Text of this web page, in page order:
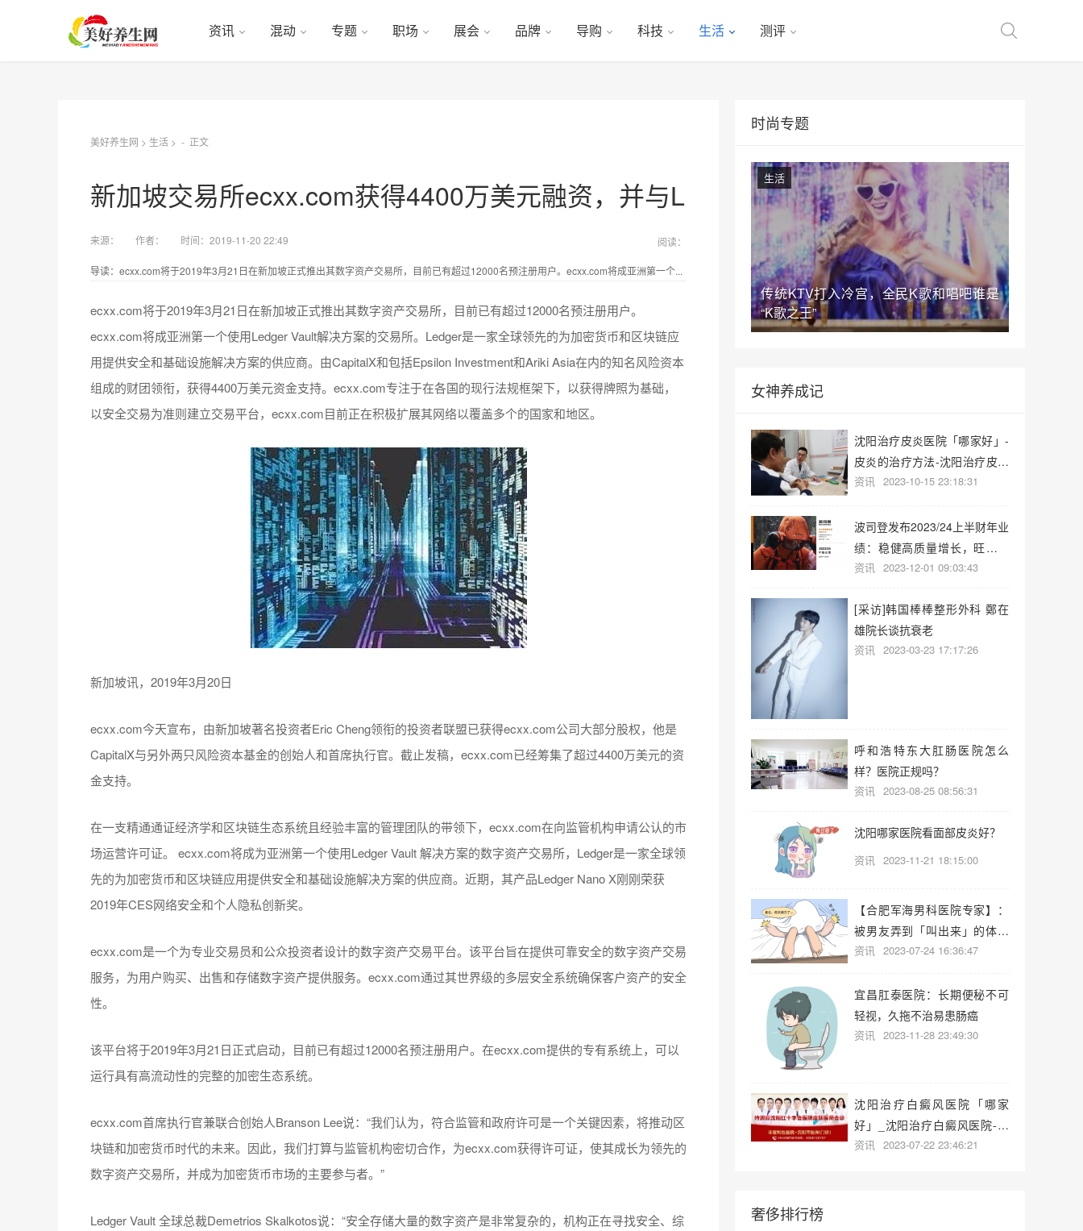
资讯 混动 专题 职场 展会 品牌 导购 科技 生活 测评
美好养生网 > 生活 > - 正文
新加坡交易所ecxx.com获得4400万美元融资，并与L
来源： 作者： 时间：2019-11-20 22:49 阅读：
导读：ecxx.com将于2019年3月21日在新加坡正式推出其数字资产交易所，目前已有超过12000名预注册用户。ecxx.com将成亚洲第一个...
ecxx.com将于2019年3月21日在新加坡正式推出其数字资产交易所，目前已有超过12000名预注册用户。
ecxx.com将成亚洲第一个使用Ledger Vault解决方案的交易所。Ledger是一家全球领先的为加密货币和区块链应
用提供安全和基础设施解决方案的供应商。由CapitalX和包括Epsilon Investment和Ariki Asia在内的知名风险资本
组成的财团领衔，获得4400万美元资金支持。ecxx.com专注于在各国的现行法规框架下，以获得牌照为基础，
以安全交易为准则建立交易平台，ecxx.com目前正在积极扩展其网络以覆盖多个的国家和地区。
新加坡讯，2019年3月20日
ecxx.com今天宣布，由新加坡著名投资者Eric Cheng领衔的投资者联盟已获得ecxx.com公司大部分股权，他是
CapitalX与另外两只风险资本基金的创始人和首席执行官。截止发稿，ecxx.com已经筹集了超过4400万美元的资
金支持。
在一支精通通证经济学和区块链生态系统且经验丰富的管理团队的带领下，ecxx.com在向监管机构申请公认的市
场运营许可证。 ecxx.com将成为亚洲第一个使用Ledger Vault 解决方案的数字资产交易所，Ledger是一家全球领
先的为加密货币和区块链应用提供安全和基础设施解决方案的供应商。近期，其产品Ledger Nano X刚刚荣获
2019年CES网络安全和个人隐私创新奖。
ecxx.com是一个为专业交易员和公众投资者设计的数字资产交易平台。该平台旨在提供可靠安全的数字资产交易
服务，为用户购买、出售和存储数字资产提供服务。ecxx.com通过其世界级的多层安全系统确保客户资产的安全
性。
该平台将于2019年3月21日正式启动，目前已有超过12000名预注册用户。在ecxx.com提供的专有系统上，可以
运行具有高流动性的完整的加密生态系统。
ecxx.com首席执行官兼联合创始人Branson Lee说：“我们认为，符合监管和政府许可是一个关键因素，将推动区
块链和加密货币时代的未来。因此，我们打算与监管机构密切合作，为ecxx.com获得许可证，使其成长为领先的
数字资产交易所，并成为加密货币市场的主要参与者。”
Ledger Vault 全球总裁Demetrios Skalkotos说：“安全存储大量的数字资产是非常复杂的，机构正在寻找安全、综
时尚专题
传统KTV打入冷宫，全民K歌和唱吧谁是
“K歌之王”
生活
女神养成记
沈阳治疗皮炎医院「哪家好」-
皮炎的治疗方法-沈阳治疗皮炎
医院
资讯 2023-10-15 23:18:31
波司登发布2023/24上半财年业
绩：稳健高质量增长，旺季业
绩可期
资讯 2023-12-01 09:03:43
[采访]韩国棒棒整形外科 鄭在
雄院长谈抗衰老
资讯 2023-03-23 17:17:26
呼和浩特东大肛肠医院怎么
样？医院正规吗？
资讯 2023-08-25 08:56:31
沈阳哪家医院看面部皮炎好？
资讯 2023-11-21 18:15:00
【合肥军海男科医院专家】：
被男友弄到「叫出来」的体验
有多爽？
资讯 2023-07-24 16:36:47
宜昌肛泰医院：长期便秘不可
轻视，久拖不治易患肠癌
资讯 2023-11-28 23:49:30
沈阳治疗白癜风医院「哪家
好」_沈阳治疗白癜风医院-沈
阳白癜风专科医院哪家好？
资讯 2023-07-22 23:46:21
奢侈排行榜